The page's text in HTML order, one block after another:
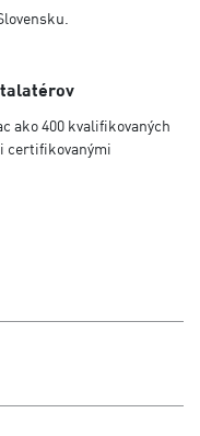
ako 400 kvalifikovaných
certifikovanými